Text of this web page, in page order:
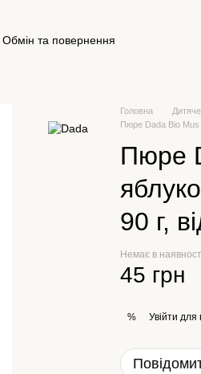
Обмін та повернення
Головна
Пюре Dada Bio Mus
Пюре
90 г,
Немає в
45 грн
% Увійти для